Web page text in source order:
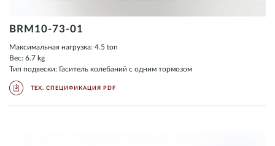
BRM10-73-01
Максимальная нагрузка: 4.5 ton
Вес: 6.7 kg
Тип подвески: Гаситель колебаний с одним тормозом
ТЕХ. СПЕЦИФИКАЦИЯ PDF